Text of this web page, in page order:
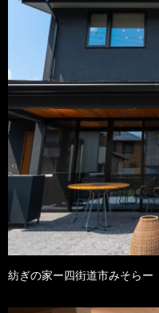
紡ぎの家ー四街道市みそらー